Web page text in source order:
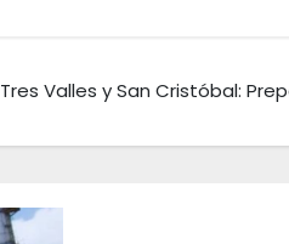
Tres Valles y San Cristóbal: